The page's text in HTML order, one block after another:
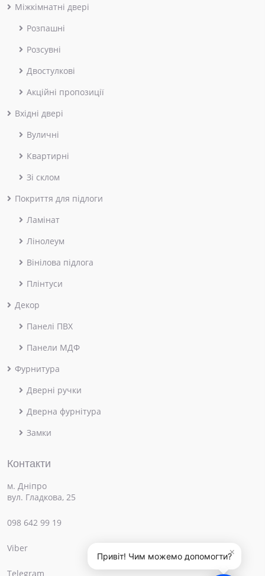
×
Привіт! Чим можемо допомогти?
Міжкімнатні двері
Розпашні
Розсувні
Двостулкові
Акційні пропозиції
Вхідні двері
Вуличні
Квартирні
Зі склом
Покриття для підлоги
Ламінат
Лінолеум
Вінілова підлога
Плінтуси
Декор
Панелі ПВХ
Панели МДФ
Фурнитура
Дверні ручки
Дверна фурнітура
Замки
Контакти
м. Дніпро
вул. Гладкова, 25
098 642 99 19
Viber
Telegram